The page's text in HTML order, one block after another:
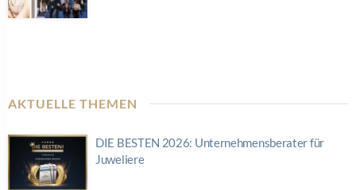
AKTUELLE THEMEN
DIE BESTEN 2026: Unternehmensberater für
Juweliere